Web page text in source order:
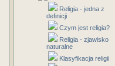
Religia - jedna z
definicji
Czym jest religia?
Religia - zjawisko
naturalne
Klasyfikacja religii